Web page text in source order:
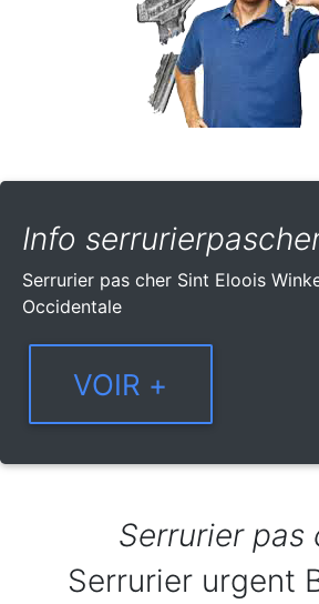
Info
Serrurier pas cher Sint Eloois
Occidentale
Serrurier pas
Serrurier urgent